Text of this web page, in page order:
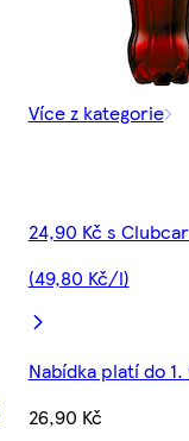
Více z kategorie
24,90 Kč s
(49,80 Kč/l)
Nabídka platí do
26,90 Kč